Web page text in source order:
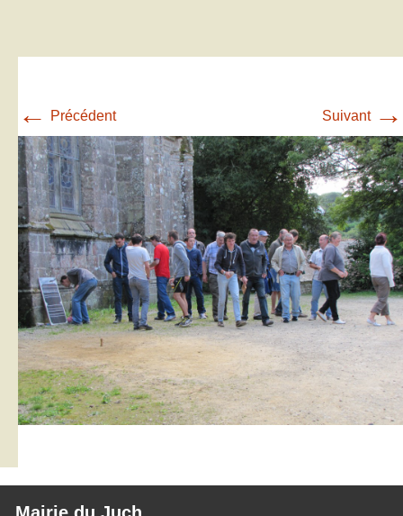
← Précédent Suivant →